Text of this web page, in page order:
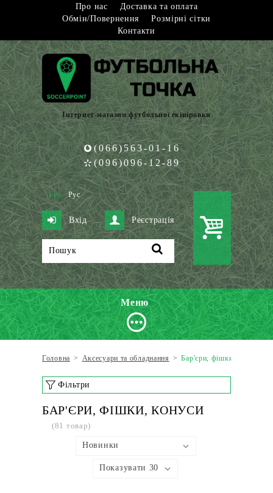
Про нас
Доставка та оплата
Обмін/Повернення
Розмірні сітки
Контакти
Інтернет-магазин футбольної екіпіровки
(066)563-01-16
(096)096-12-89
Укр Рус
Вхід Реєстрація
Меню
Головна > Аксесуари та обладнання > Бар'єри, фішки, конуси
Фільтри
БАР'ЄРИ, ФІШКИ, КОНУСИ
(81 товар)
Новинки
Показувати 30